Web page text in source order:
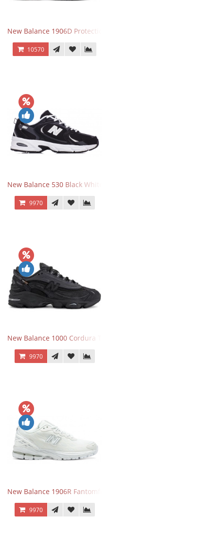
New Balance 1906D Protection Pack Turtledove
10570
New Balance 530 Black White Silver
9970
New Balance 1000 Cordura Trainers Black Cement
9970
New Balance 1906R Fantomfit White
9970